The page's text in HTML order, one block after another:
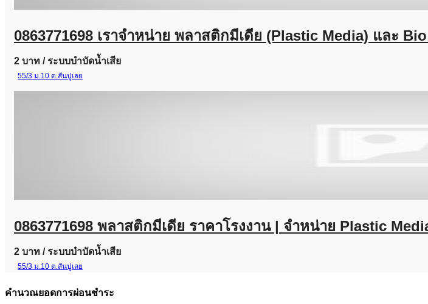
0863771698 เราจำหน่าย พลาสติกมีเดีย (Plastic Media) และ
2 บาท / ระบบบำบัดน้ำเสีย
55/3 ม.10 ต.สันปูเลย
0863771698 พลาสติกมีเดีย ราคาโรงงาน | จำหน่าย Plastic
2 บาท / ระบบบำบัดน้ำเสีย
55/3 ม.10 ต.สันปูเลย
คำนวณยอดการผ่อนชำระ